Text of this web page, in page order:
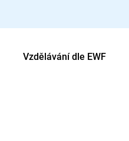
Vzdělávání dle EWF